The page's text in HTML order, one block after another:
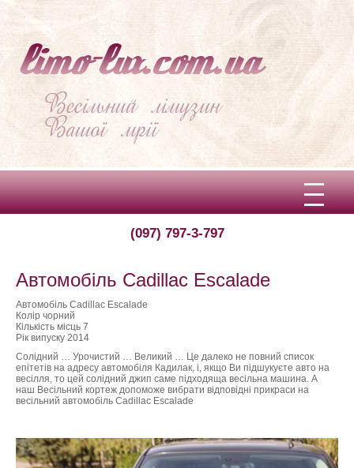
Про limo-lux
Ціни
Відгуки
ФотоЗвіт
Статті
Контакти
(097) 797-3-797
Автомобіль Cadillac Escalade
Автомобіль Cadillac Escalade
Колір чорний
Кількість місць 7
Рік випуску 2014
Солідний … Урочистий … Великий … Це далеко не повний список
епітетів на адресу автомобіля Кадилак, і, якщо Ви підшукуєте авто на
весілля, то цей солідний джип саме підходяща весільна машина. А
наш Весільний кортеж допоможе вибрати відповідні прикраси на
весільний автомобіль Cadillac Escalade